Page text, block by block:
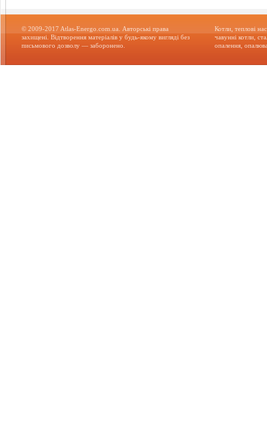
© 2009-2017 Atlas-Energo.com.ua. Авторські права
захищені. Відтворення матеріалів у будь-якому вигляді без
письмового дозволу — заборонено.
Котли, теплові
чавунні котли,
опалення,